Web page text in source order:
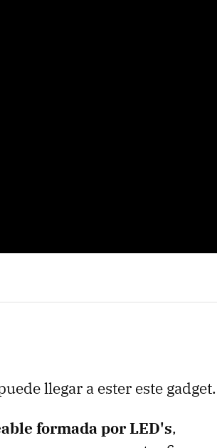
llegar a ester este gadget.
formada por LED's,